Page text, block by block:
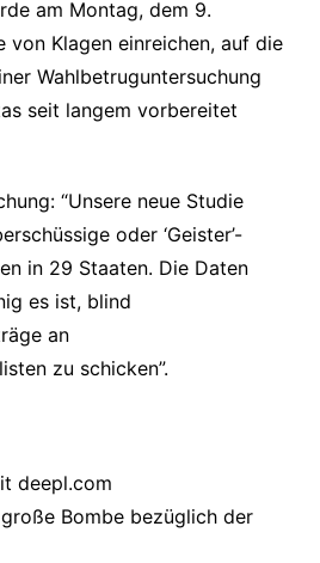
am Montag, dem 9.
von Klagen einreichen, auf die
Wahlbetruguntersuchung
seit langem vorbereitet
“Unsere neue Studie
oder ‘Geister’-
in 29 Staaten. Die Daten
es ist, blind
an
zu schicken”.
deepl.com
Bombe bezüglich der